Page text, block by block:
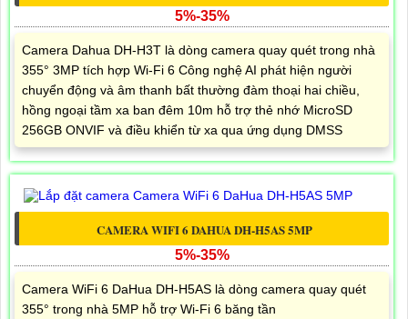
5%-35%
Camera Dahua DH-H3T là dòng camera quay quét trong nhà
355° 3MP tích hợp Wi-Fi 6 Công nghệ AI phát hiện người
chuyển động và âm thanh bất thường đàm thoại hai chiều,
hồng ngoại tầm xa ban đêm 10m hỗ trợ thẻ nhớ MicroSD
256GB ONVIF và điều khiển từ xa qua ứng dụng DMSS
CAMERA WIFI 6 DAHUA DH-H5AS 5MP
5%-35%
Camera WiFi 6 DaHua DH-H5AS là dòng camera quay quét
355° trong nhà 5MP hỗ trợ Wi-Fi 6 băng tần